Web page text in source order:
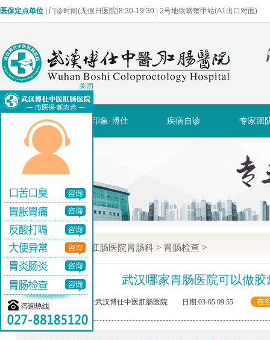
医保定点单位 | 门诊时间(无假日医院)8:30-19:30 | 2号地铁螃蟹甲站(A1出口对面)
网站首页 印象·博仕 疾病自诊 专家团
当前位置: 武汉博仕肛肠医院胃肠科 > 胃肠检查 >
武汉哪家胃肠医院可以做胶
来源:武汉博仕中医肛肠医院 日期:03-05 09:55 在
关闭